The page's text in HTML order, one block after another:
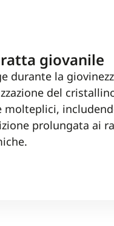
giovanile
durante la
del
molteplici,
prolungata ai